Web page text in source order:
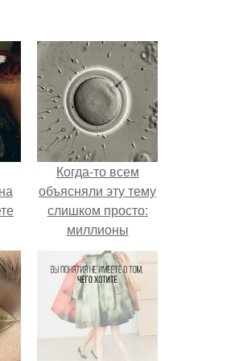
Когда-то всем
объясняли эту тему
слишком просто:
миллионы
сперматозоидов
бегут к цели, а
побеждает самый
быстрый.